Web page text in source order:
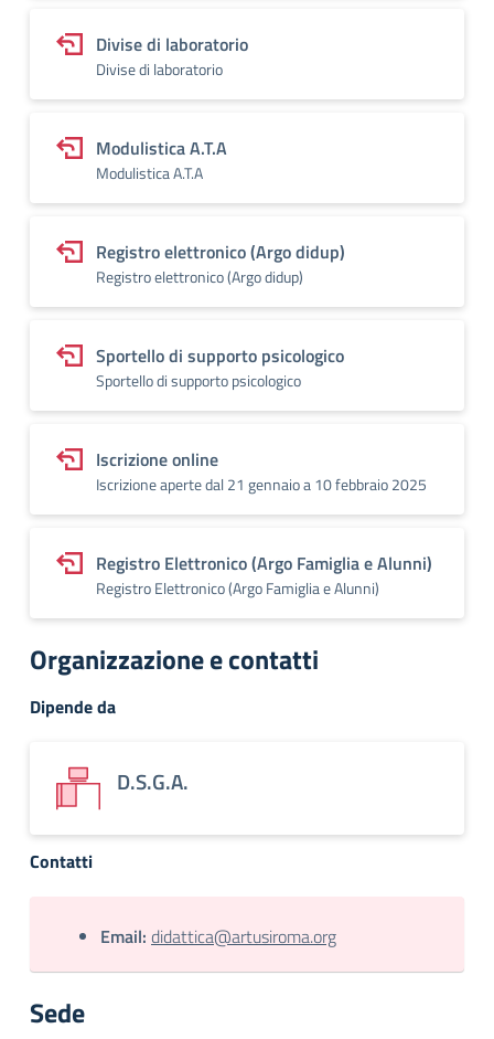
Divise di laboratorio
Divise di laboratorio
Modulistica A.T.A
Modulistica A.T.A
Registro elettronico (Argo didup)
Registro elettronico (Argo didup)
Sportello di supporto psicologico
Sportello di supporto psicologico
Iscrizione online
Iscrizione aperte dal 21 gennaio a 10 febbraio 2025
Registro Elettronico (Argo Famiglia e Alunni)
Registro Elettronico (Argo Famiglia e Alunni)
Organizzazione e contatti
Dipende da
D.S.G.A.
Contatti
Email: didattica@artusiroma.org
Sede